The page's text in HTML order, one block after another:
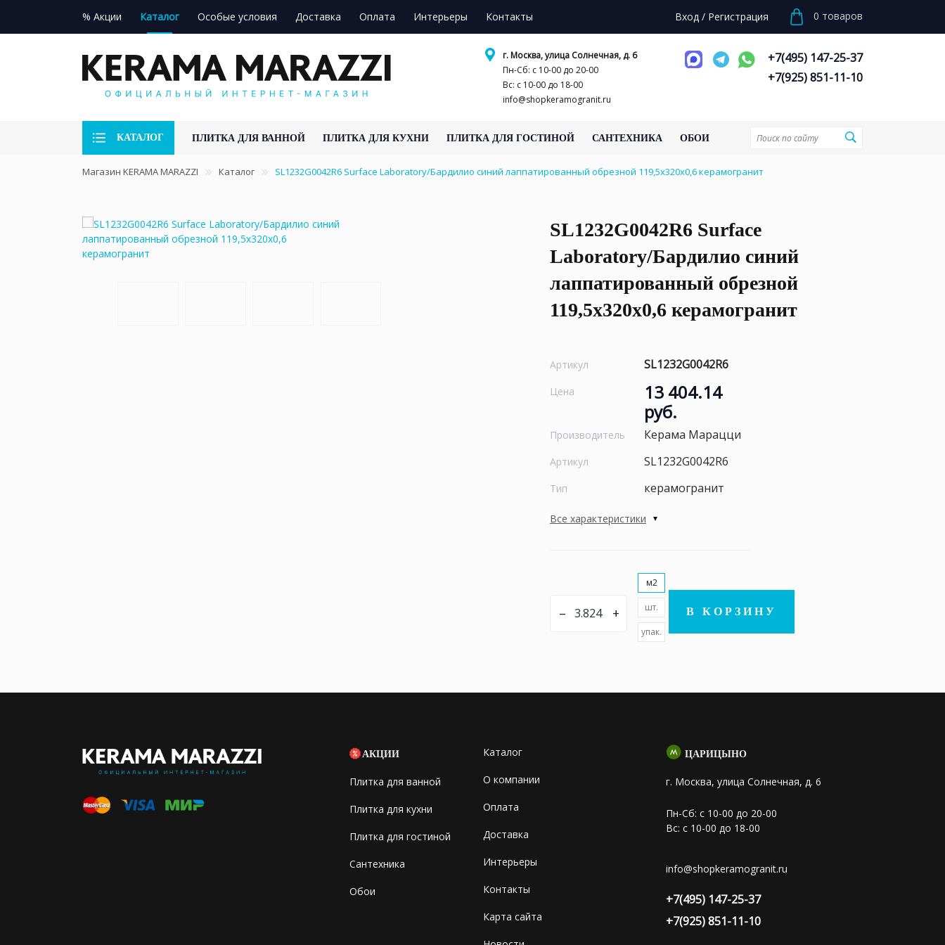
% Акции Каталог Особые условия Доставка Оплата Интерьеры Контакты Вход / Регистрация 0 товаров
г. Москва, улица Солнечная, д. 6
Пн-Сб: с 10-00 до 20-00
Вс: с 10-00 до 18-00
info@shopkeramogranit.ru
+7(495) 147-25-37
+7(925) 851-11-10
КАТАЛОГ ПЛИТКА ДЛЯ ВАННОЙ ПЛИТКА ДЛЯ КУХНИ ПЛИТКА ДЛЯ ГОСТИНОЙ САНТЕХНИКА ОБОИ
Магазин KERAMA MARAZZI Каталог SL1232G0042R6 Surface Laboratory/Бардилио синий лаппатированный обрезной 119,5x320x0,6 керамогранит
SL1232G0042R6 Surface
Laboratory/Бардилио синий
лаппатированный обрезной
119,5x320x0,6 керамогранит
Артикул SL1232G0042R6
Цена
13 404.14
руб.
Производитель Керама Марацци
Артикул SL1232G0042R6
Тип керамогранит
Все характеристики
– +
м2
шт.
упак.
В КОРЗИНУ
АКЦИИ
Плитка для ванной
Плитка для кухни
Плитка для гостиной
Сантехника
Обои
Каталог
О компании
Оплата
Доставка
Интерьеры
Контакты
Карта сайта
ЦАРИЦЫНО
г. Москва, улица Солнечная, д. 6
Пн-Сб: с 10-00 до 20-00
Вс: с 10-00 до 18-00
info@shopkeramogranit.ru
+7(495) 147-25-37
+7(925) 851-11-10